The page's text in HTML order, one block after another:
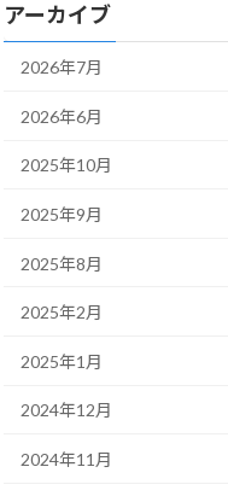
アーカイブ
2026年7月
2026年6月
2025年10月
2025年9月
2025年8月
2025年2月
2025年1月
2024年12月
2024年11月